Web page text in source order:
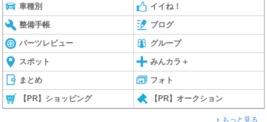
車種別 イイね！
整備手帳 ブログ
パーツレビュー グループ
スポット みんカラ＋
まとめ フォト
【PR】ショッピング 【PR】オークション
もっと見る